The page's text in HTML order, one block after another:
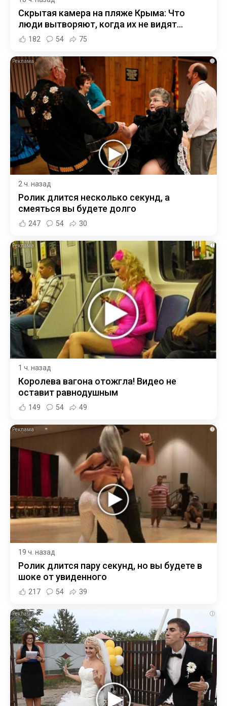
Скрытая камера на пляже Крыма: Что
люди вытворяют, когда их не видят...
182 54 75
i
2 ч. назад
Ролик длится несколько секунд, а
смеяться вы будете долго
247 54 30
i
1 ч. назад
Королева вагона отожгла! Видео не
оставит равнодушным
149 54 49
i
19 ч. назад
Ролик длится пару секунд, но вы будете в
шоке от увиденного
217 54 39
i